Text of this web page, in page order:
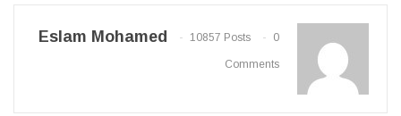
Eslam Mohamed 10857 Posts 0
Comments